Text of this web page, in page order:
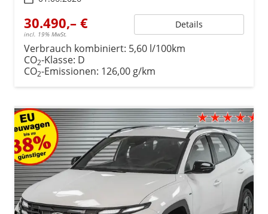
30.490,– €
incl. 19% MwSt.
Details
Verbrauch kombiniert: 5,60 l/100km
CO2-Klasse: D
CO2-Emissionen: 126,00 g/km